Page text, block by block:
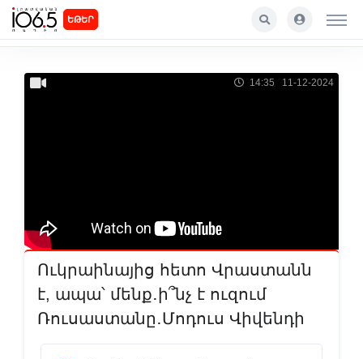
ԵԹԵՐ
14:35 11-12-2024
Ուկրաինայից հետո Վրաստանն
է, ապա՝ մենք․ի՞նչ է ուզում
Ռուսաստանը․Մոդուս Վիվենդի